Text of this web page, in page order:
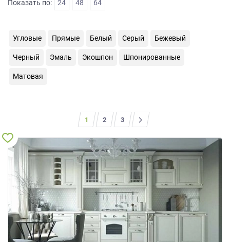
Показать по: 24 48 64
Угловые Прямые Белый Серый Бежевый
Черный Эмаль Экошпон Шпонированные
Матовая
1 2 3
>
данных,
также
Согласие
программами
порядке
условиях
Политики
обработки
персональных
данных.